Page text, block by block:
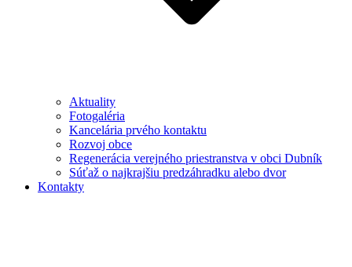
Aktuality
Fotogaléria
Kancelária prvého kontaktu
Rozvoj obce
Regenerácia verejného priestranstva v obci Dubník
Súťaž o najkrajšiu predzáhradku alebo dvor
Kontakty